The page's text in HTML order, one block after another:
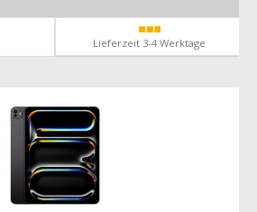
Lieferzeit 3-4 Werktage